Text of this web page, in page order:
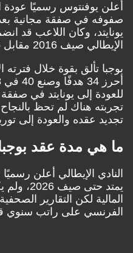
أعلن يوفنتوس رسميًا عودة
صفوفه في صفقة مجانية
يونايتد، وكان اللاعب قد
الإيطالي صيف 2016 مقابل 106 مليون يورو.
بوجبا تألق بقوة خلال
تجربته هناك لم تحظ
تجديد عقده والعودة إلى
ما هي مدة عقد
النادي الإيطالي أعلن
يمتد
المالية لكن التقارير
الفرنسي على راتب سنوي قدره 8